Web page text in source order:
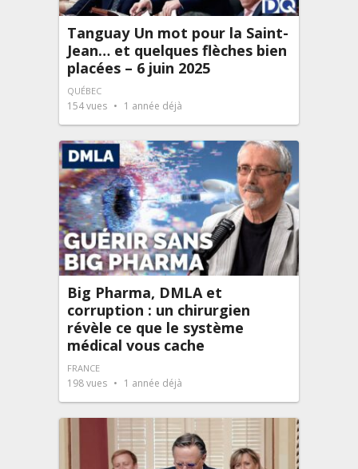
Tanguay Un mot pour la Saint-
Jean… et quelques flèches bien
placées – 6 juin 2025
QUÉBEC
154vues 1 année déjà
Big Pharma, DMLA et
corruption : un chirurgien
révèle ce que le système
médical vous cache
FRANCE
198vues 1 année déjà